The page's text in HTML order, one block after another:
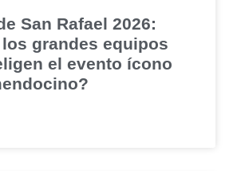
San Rafael 2026:
grandes equipos
el evento ícono